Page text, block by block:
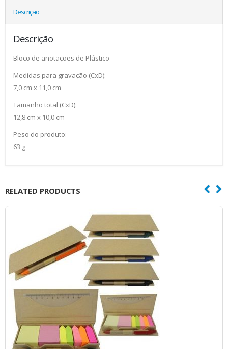
Descrição
Descrição
Bloco de anotações de Plástico
Medidas para gravação (CxD):
7,0 cm x 11,0 cm
Tamanho total (CxD):
12,8 cm x 10,0 cm
Peso do produto:
63 g
RELATED PRODUCTS